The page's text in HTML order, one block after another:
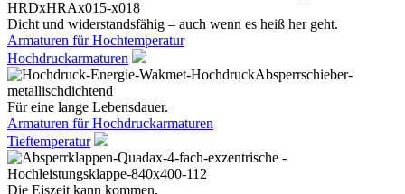
Dicht und widerstandsfähig – auch wenn es heiß her geht.
Armaturen für Hochtemperatur
Hochdruckarmaturen
Für eine lange Lebensdauer.
Armaturen für Hochdruckarmaturen
Tieftemperatur
Die Eiszeit kann kommen.